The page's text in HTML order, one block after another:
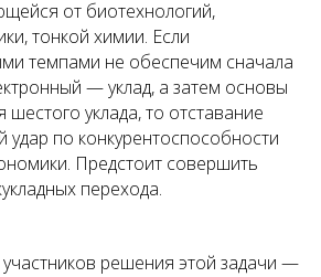
от биотехнологий,
тонкой химии. Если
темпами не обеспечим сначала
— уклад, а затем основы
уклада, то отставание
удар по конкурентоспособности
Предстоит совершить
перехода.
решения этой задачи —